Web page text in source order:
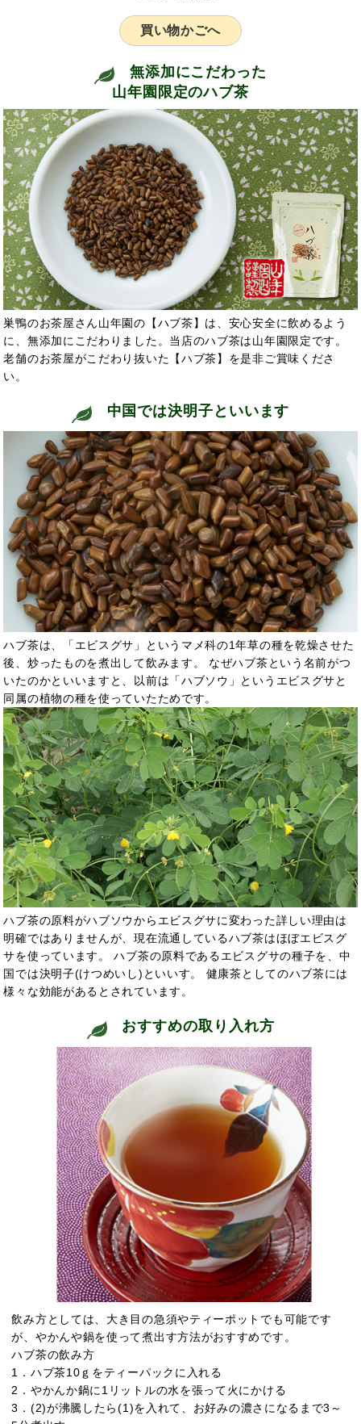
買い物かごへ
無添加にこだわった
山年園限定のハブ茶
巣鴨のお茶屋さん山年園の【ハブ茶】は、安心安全に飲めるよう
に、無添加にこだわりました。当店のハブ茶は山年園限定です。
老舗のお茶屋がこだわり抜いた【ハブ茶】を是非ご賞味くださ
い。
中国では決明子といい ます
ハブ茶は、「エビスグサ」というマメ科の1年草の種を乾燥させた
後、炒ったものを煮出して飲みます。 なぜハブ茶という名前がつ
いたのかといいますと、以前は「ハブソウ」というエビスグサと
同属の植物の種を使っていたためです。
ハブ茶の原料がハブソウからエビスグサに変わった詳しい理由は
明確ではありませんが、現在流通しているハブ茶はほぼエビスグ
サを使っています。 ハブ茶の原料であるエビスグサの種子を、中
国では決明子(けつめいし)といいす。 健康茶としてのハブ茶には
様々な効能があるとされています。
おすすめの取り入れ方
飲み方としては、大き目の急須やティーポットでも可能です
が、やかんや鍋を使って煮出す方法がおすすめです。
ハブ茶の飲み方
1．ハブ茶10ｇをティーパックに入れる
2．やかんか鍋に1リットルの水を張って火にかける
3．(2)が沸騰したら(1)を入れて、お好みの濃さになるまで3～